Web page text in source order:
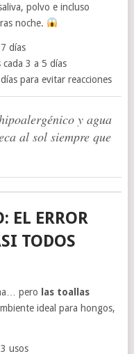
polvo e incluso
noche.
días
cada 3 a 5 días
para evitar reacciones
y agua
al sol siempre que
EL ERROR
TODOS
pero
las toallas
ideal para hongos,
usos